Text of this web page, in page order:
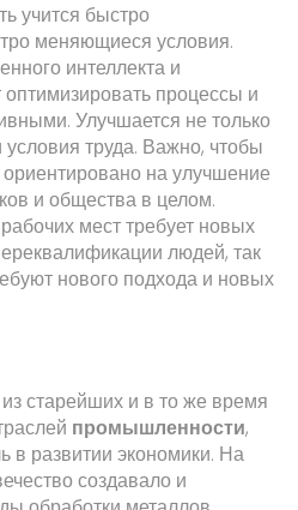
учится быстро
меняющиеся условия.
интеллекта и
процессы и
Улучшается не только
условия труда. Важно, чтобы
на улучшение
и общества в целом.
мест требует новых
людей, так
нового подхода и новых
старейших и в то же время
промышленности,
развитии экономики. На
создавало и